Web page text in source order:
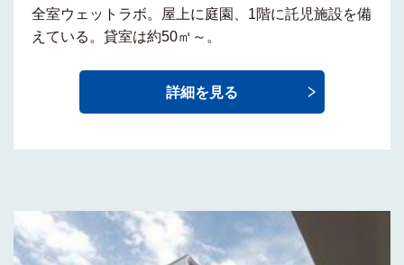
全室ウェットラボ。屋上に庭園、1階に託児施設を備
えている。貸室は約50㎡～。
詳細を見る